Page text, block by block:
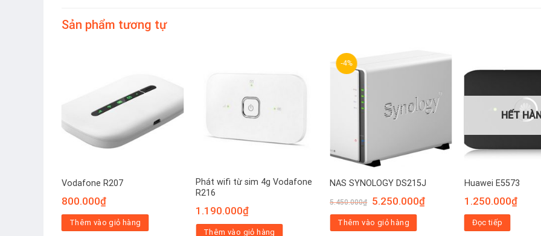
Sản phẩm tương tự
Vodafone R207
800.000₫
Thêm vào giỏ hàng
Phát wifi từ sim 4g Vodafone
R216
1.190.000₫
Thêm vào giỏ hàng
-4%
NAS SYNOLOGY DS215J
5.450.000₫
Giá
gốc
là:
5.450.000₫.
5.250.000₫Giá
hiện
5.250.000₫.
Thêm vào giỏ hàng
HẾT
Huawei E5573
1.250.000₫
Đọc tiếp
2.300.000₫.